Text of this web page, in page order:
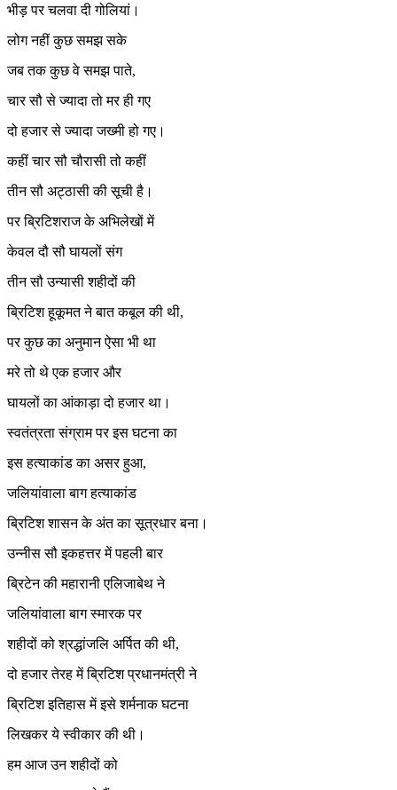
भीड़ पर चलवा दी गोलियां।
लोग नहीं कुछ समझ सके
जब तक कुछ वे समझ पाते,
चार सौ से ज्यादा तो मर ही गए
दो हजार से ज्यादा जख्मी हो गए।
कहीं चार सौ चौरासी तो कहीं
तीन सौ अट्ठासी की सूची है।
पर ब्रिटिशराज के अभिलेखों में
केवल दौ सौ घायलों संग
तीन सौ उन्यासी शहीदों की
ब्रिटिश हूकूमत ने बात कबूल की थी,
पर कुछ का अनुमान ऐसा भी था
मरे तो थे एक हजार और
घायलों का आंकाड़ा दो हजार था।
स्वतंत्रता संग्राम पर इस घटना का
इस हत्याकांड का असर हुआ,
जलियांवाला बाग हत्याकांड
ब्रिटिश शासन के अंत का सूत्रधार बना।
उन्नीस सौ इकहत्तर में पहली बार
ब्रिटेन की महारानी एलिजाबेथ ने
जलियांवाला बाग स्मारक पर
शहीदों को श्रद्धांजलि अर्पित की थी,
दो हजार तेरह में ब्रिटिश प्रधानमंत्री ने
ब्रिटिश इतिहास में इसे शर्मनाक घटना
लिखकर ये स्वीकार की थी।
हम आज उन शहीदों को